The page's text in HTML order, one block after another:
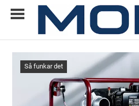
Allt
du
vill
Så funkar det